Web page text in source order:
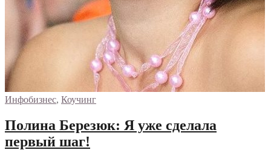
Инфобизнес, Коучинг
Полина Березюк: Я уже сделала
первый шаг!